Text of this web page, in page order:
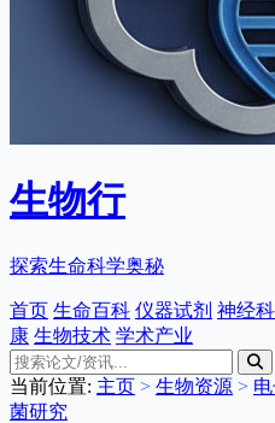
生物行
探索生命科学奥秘
首页 生命百科 仪器试剂 神经
康 生物技术 学术产业
当前位置: 主页 > 生物资源 >
菌研究